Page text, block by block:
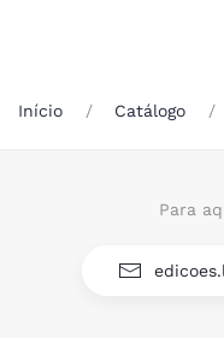
Início Catálogo
Para